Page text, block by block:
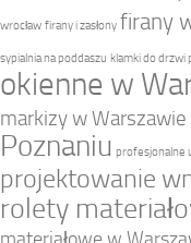
wrocław firany i zasłony firany
sypialnia na poddaszu klamki do drzwi
okienne w
markizy w Warszawie
Poznaniu profesjonalne
projektowanie
rolety
materiałowe w